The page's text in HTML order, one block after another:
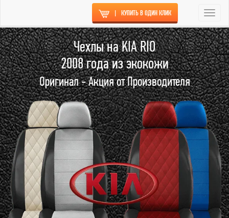
| КУПИТЬ В ОДИН КЛИК
Чехлы на KIA RIO
2008 года из экокожи
Оригинал - Акция от Производителя